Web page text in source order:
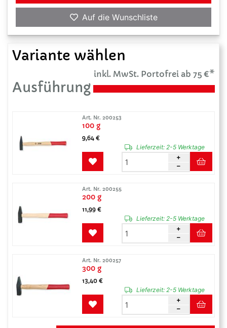
Auf die Wunschliste
Variante wählen
inkl. MwSt. Portofrei ab 75 €*
Ausführung
Art. Nr. 200253
100 g
9,64 €
Lieferzeit:2-5 Werktage
Art. Nr. 200255
200 g
11,99 €
Lieferzeit:2-5 Werktage
Art. Nr. 200257
300 g
13,40 €
Lieferzeit:2-5 Werktage